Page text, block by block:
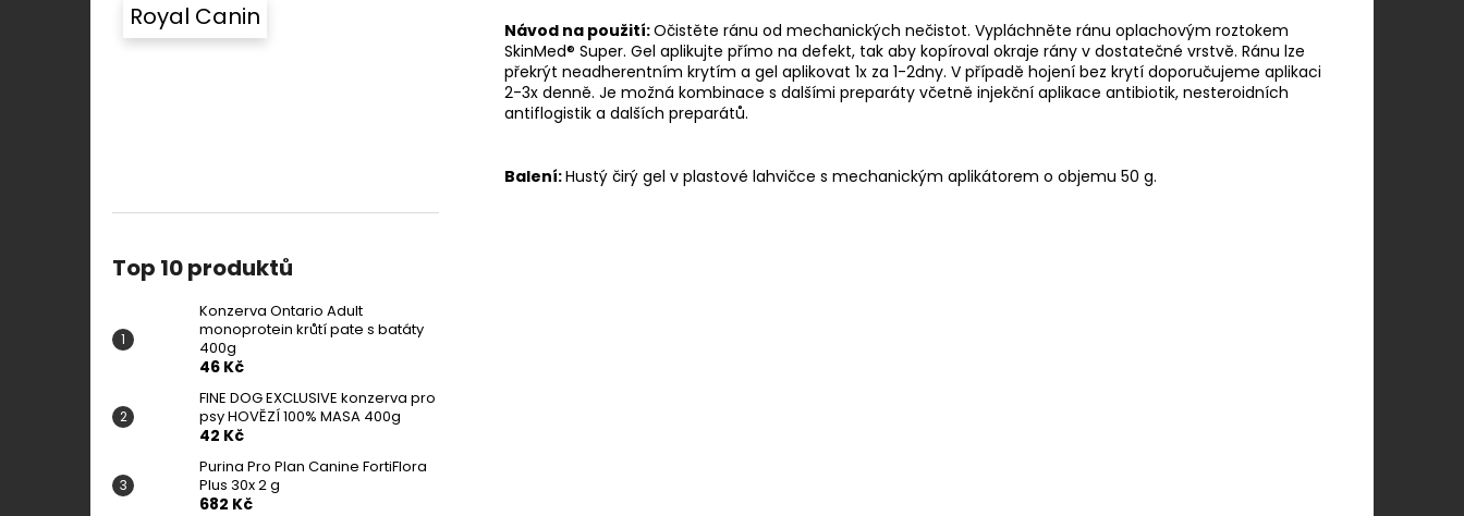
Royal Canin
Top 10 produktů
Konzerva Ontario Adult
monoprotein krůtí pate s batáty
400g
46 Kč
FINE DOG EXCLUSIVE konzerva pro
psy HOVĚZÍ 100% MASA 400g
42 Kč
Purina Pro Plan Canine FortiFlora
Plus 30x 2 g
682 Kč
Návod na použití:Očistěte ránu od mechanických nečistot. Vypláchněte ránu oplachovým roztokem
SkinMed® Super. Gel aplikujte přímo na defekt, tak aby kopíroval okraje rány v dostatečné vrstvě. Ránu lze
překrýt neadherentním krytím a gel aplikovat 1x za 1-2dny. V případě hojení bez krytí doporučujeme aplikaci
2-3x denně. Je možná kombinace s dalšími preparáty včetně injekční aplikace antibiotik, nesteroidních
antiflogistik a dalších preparátů.
Balení:Hustý čirý gel v plastové lahvičce s mechanickým aplikátorem o objemu 50 g.